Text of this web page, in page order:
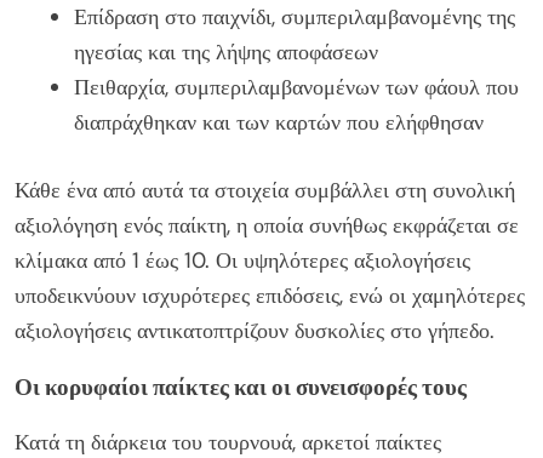
Επίδραση στο παιχνίδι, συμπεριλαμβανομένης της
ηγεσίας και της λήψης αποφάσεων
Πειθαρχία, συμπεριλαμβανομένων των φάουλ που
διαπράχθηκαν και των καρτών που ελήφθησαν
Κάθε ένα από αυτά τα στοιχεία συμβάλλει στη συνολική
αξιολόγηση ενός παίκτη, η οποία συνήθως εκφράζεται σε
κλίμακα από 1 έως 10. Οι υψηλότερες αξιολογήσεις
υποδεικνύουν ισχυρότερες επιδόσεις, ενώ οι χαμηλότερες
αξιολογήσεις αντικατοπτρίζουν δυσκολίες στο γήπεδο.
Οι κορυφαίοι παίκτες και οι συνεισφορές τους
Κατά τη διάρκεια του τουρνουά, αρκετοί παίκτες